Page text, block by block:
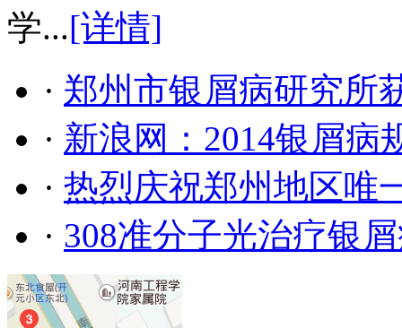
学...[详情]
· 郑州市银屑病研究所
· 新浪网：2014银屑病
· 热烈庆祝郑州地区唯
· 308准分子光治疗银